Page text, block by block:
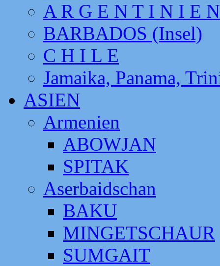
A R G E N T I N I E N
BARBADOS (Insel)
C H I L E
Jamaika, Panama,
ASIEN
Armenien
ABOWJAN
SPITAK
Aserbaidschan
BAKU
MINGETSCHAUR
SUMGAIT